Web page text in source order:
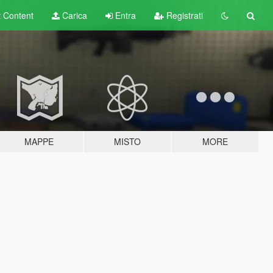
Content Carica Entra Registrati
MAPPE MISTO MORE